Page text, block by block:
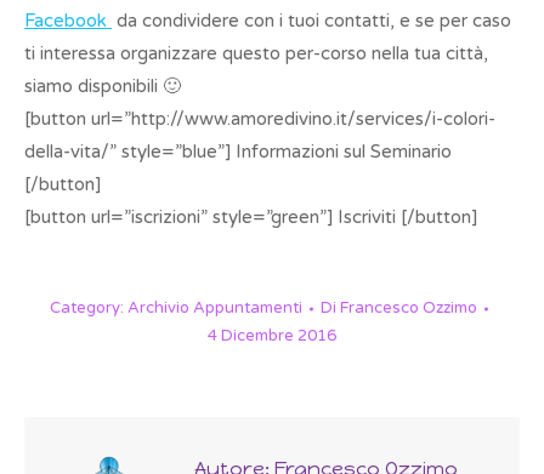
Facebook da condividere con i tuoi contatti, e se per caso
ti interessa organizzare questo per-corso nella tua città,
siamo disponibili 🙂
[button url=”http://www.amoredivino.it/services/i-colori-
della-vita/” style=”blue”] Informazioni sul Seminario
[/button]
[button url=”iscrizioni” style=”green”] Iscriviti [/button]
Category: Archivio Appuntamenti Di Francesco Ozzimo
4 Dicembre 2016
Autore: Francesco Ozzimo